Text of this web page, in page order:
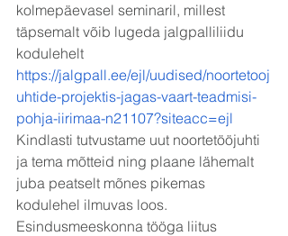
kolmepäevasel seminaril, millest
täpsemalt võib lugeda jalgpalliliidu
kodulehelt
https://jalgpall.ee/ejl/uudised/noortetooj
uhtide-projektis-jagas-vaart-teadmisi-
pohja-iirimaa-n21107?siteacc=ejl
Kindlasti tutvustame uut noortetööjuhti
ja tema mõtteid ning plaane lähemalt
juba peatselt mõnes pikemas
kodulehel ilmuvas loos.
Esindusmeeskonna tööga liitus